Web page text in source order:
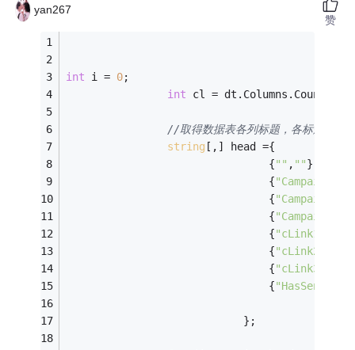
yan267
int i = 0;
int cl = dt.Columns.Count;
//取得数据表各列标题，各标题之间
string [,] head ={
                                {
"" , ""},
								{
								{
								{
								{
"cLink1"
								{
"cLink2"
								{
"cLink3"
								{
"HasSend_dt"
							};
赞